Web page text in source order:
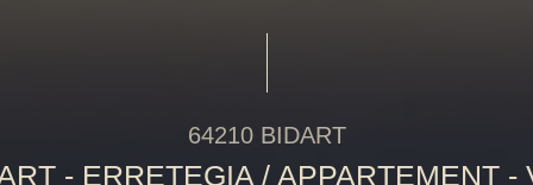
64210 BIDART
- ERRETEGIA / APPARTEMENT -